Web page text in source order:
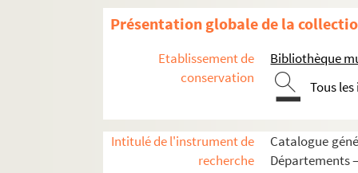
Présentation globale de la
Etablissement de
conservation
Bibliothèque
Tous
Intitulé de l'instrument de
recherche
Catalogue
Départements
Ms 1613 (1478). Reconnaissances en faveur
Ms 1614 (1479). Notes brèves de Jacques de
Ms 1615 (1480). Recueil de pièces